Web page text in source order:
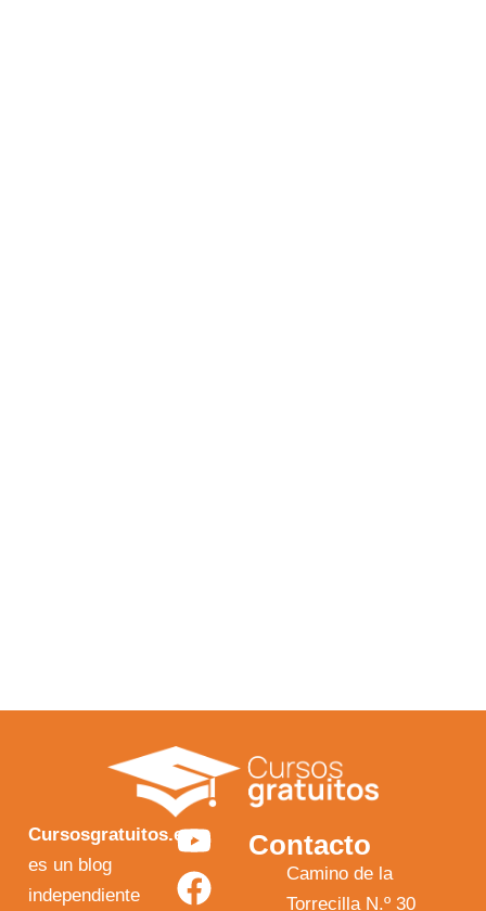
Cursosgratuitos.es
es un blog
independiente
Y
o
F
a
I
n
X
-
Contacto
Camino de la
Torrecilla N.º 30